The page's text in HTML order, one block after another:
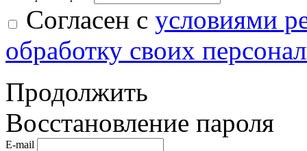
Согласен с условиями
обработку своих
Продолжить
Восстановление пароля
E-mail